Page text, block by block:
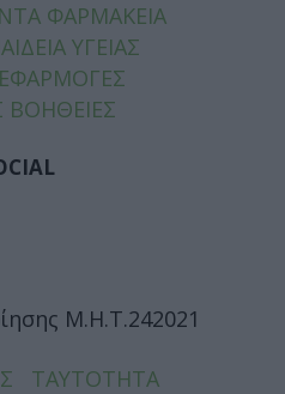
ΦΑΡΜΑΚΕΙΑ
ΥΓΕΙΑΣ
ΒΟΗΘΕΙΕΣ
Μ.Η.Τ.242021
ΤΑΥΤΟΤΗΤΑ